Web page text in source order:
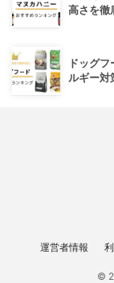
高さを徹
ドッグ
ルギー対
運営者情報
©